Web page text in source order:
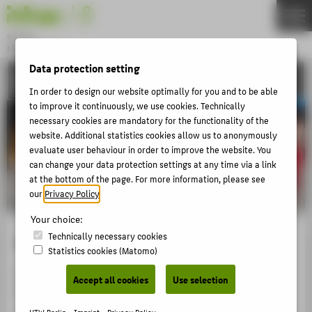
Bachelor
Menu
ACTIVITIES
Anahita Rahmati
Fotos aus der Fashion-Show: Claudia Nürnberger,
KOWA-Berlin
APPLICATION
STUDIES
ACTIVITIES
MASTER
FACHBEREICH 5
ZENTRALE SEITEN
PORTALE
BERATUNG & SERVICE
Data protection setting
In order to design our website optimally for you and to be able
to improve it continuously, we use cookies. Technically
necessary cookies are mandatory for the functionality of the
website. Additional statistics cookies allow us to anonymously
evaluate user behaviour in order to improve the website. You
can change your data protection settings at any time via a link
at the bottom of the page. For more information, please see
ourPrivacy Policy
Your choice:
Technically necessary cookies
Statistics cookies (Matomo)
Accept all cookies Use selection